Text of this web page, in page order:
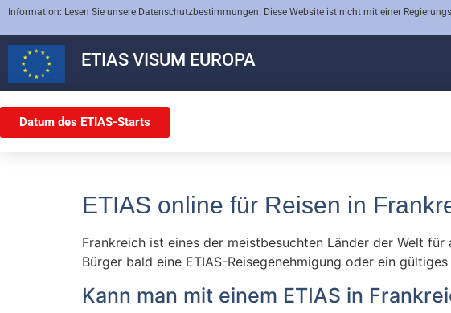
Information: Lesen Sie unsere Datenschutzbestimmungen. Diese Website ist nicht mit einer
ETIAS VISUM EUROPA
Datum des ETIAS-Starts
ETIAS online für Reisen in
Frankreich ist eines der meistbesuchten Länder der Welt
Bürger bald eine ETIAS-Reisegenehmigung oder ein gültiges
Kann man mit einem ETIAS in